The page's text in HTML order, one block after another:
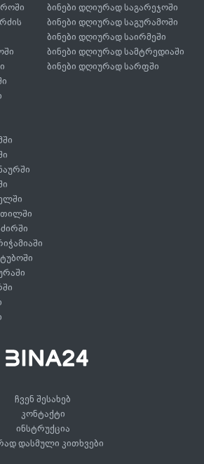
ჩვენ შესახებ
კონტაქტი
ინსტრუქცია
დასმული კითხვები
ბინები დღიურად საგარეჯოში
ბინები დღიურად საგურამოში
ბინები დღიურად საირმეში
ბინები დღიურად სამტრედიაში
ბინები დღიურად სარფში